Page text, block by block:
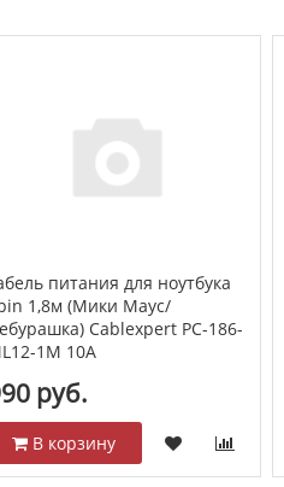
питания для ноутбука
1,8м (Мики Маус/
Cablexpert PC-186-
1M 10А
руб.
В корзину